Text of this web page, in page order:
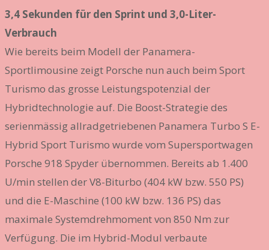
3,4 Sekunden für den Sprint und 3,0-Liter-
Verbrauch
Wie bereits beim Modell der Panamera-
Sportlimousine zeigt Porsche nun auch beim Sport
Turismo das grosse Leistungspotenzial der
Hybridtechnologie auf. Die Boost-Strategie des
serienmässig allradgetriebenen Panamera Turbo S E-
Hybrid Sport Turismo wurde vom Supersportwagen
Porsche 918 Spyder übernommen. Bereits ab 1.400
U/min stellen der V8-Biturbo (404 kW bzw. 550 PS)
und die E-Maschine (100 kW bzw. 136 PS) das
maximale Systemdrehmoment von 850 Nm zur
Verfügung. Die im Hybrid-Modul verbaute